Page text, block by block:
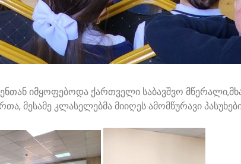
იმყოფებოდა ქართველი საბავშვო
მესამე კლასელებმა მიიღეს ამომწურავი